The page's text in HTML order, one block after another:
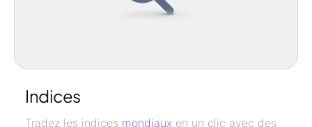
Indices
Tradez les indices mondiaux en un clic avec des